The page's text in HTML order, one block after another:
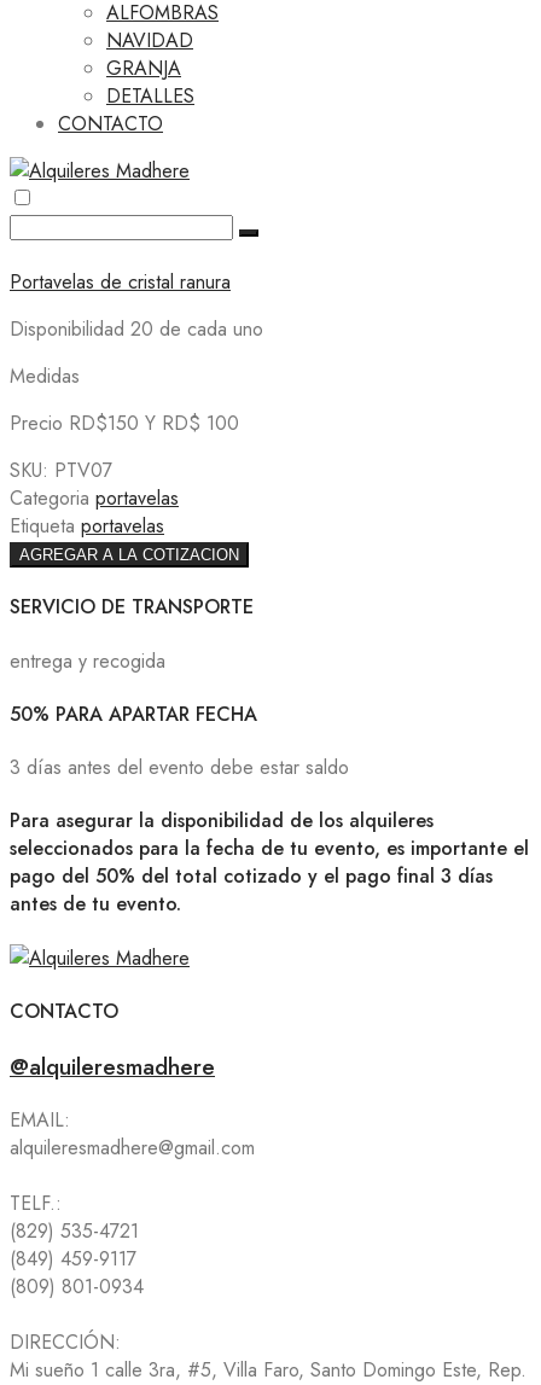
ALFOMBRAS
NAVIDAD
GRANJA
DETALLES
CONTACTO
Portavelas de cristal ranura
Disponibilidad 20 de cada uno
Medidas
Precio RD$150 Y RD$ 100
SKU: PTV07
Categoria portavelas
Etiqueta portavelas
AGREGAR A LA COTIZACION
SERVICIO DE TRANSPORTE
entrega y recogida
50% PARA APARTAR FECHA
3 días antes del evento debe estar saldo
Para asegurar la disponibilidad de los alquileres
seleccionados para la fecha de tu evento, es importante el
pago del 50% del total cotizado y el pago final 3 días
antes de tu evento.
CONTACTO
@alquileresmadhere
EMAIL:
alquileresmadhere@gmail.com
TELF.:
(829) 535-4721
(849) 459-9117
(809) 801-0934
DIRECCIÓN:
Mi sueño 1 calle 3ra, #5, Villa Faro, Santo Domingo Este, Rep.